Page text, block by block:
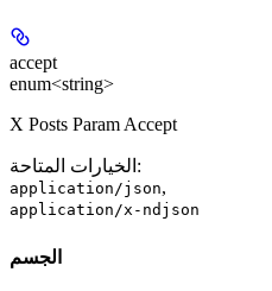
accept
enum<string>
X Posts Param Accept
الخيارات المتاحة :
application/json,
application/x-ndjson
الجسم